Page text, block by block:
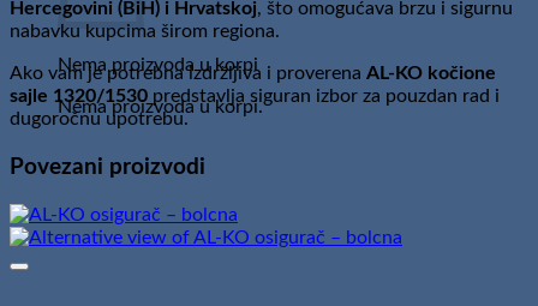
Nema proizvoda u korpi
Nema proizvoda u korpi.
Hercegovini (BiH) i Hrvatskoj, što omogućava brzu i sigurnu
nabavku kupcima širom regiona.
Ako vam je potrebna izdržljiva i proverena AL-KO kočione
sajle 1320/1530 predstavlja siguran izbor za pouzdan rad i
dugoročnu upotrebu.
Povezani proizvodi